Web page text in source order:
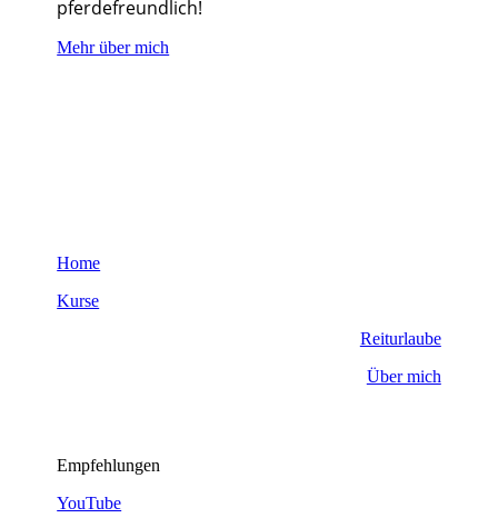
pferdefreundlich!
Mehr über mich
Home
Kurse
Reiturlaube
Über mich
Empfehlungen
YouTube